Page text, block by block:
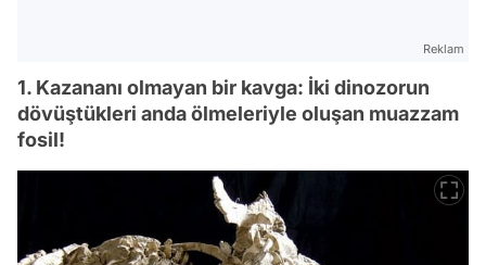
Reklam
1. Kazananı olmayan bir kavga: İki dinozorun
dövüştükleri anda ölmeleriyle oluşan muazzam
fosil!